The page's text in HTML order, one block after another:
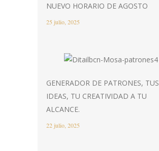
NUEVO HORARIO DE AGOSTO
25 julio, 2025
GENERADOR DE PATRONES, TUS
IDEAS, TU CREATIVIDAD A TU
ALCANCE.
22 julio, 2025